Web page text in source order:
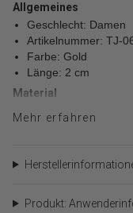
von
{{
quantity
}}"}
Allgemeines
Geschlecht: Damen
Artikelnummer: TJ-
Farbe: Gold
Länge: 2 cm
Material
Material: Edelstahl
Mehr erfahren
Produkt: